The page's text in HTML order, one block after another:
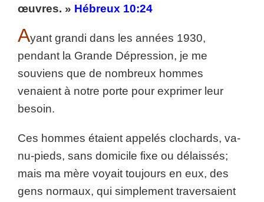
œuvres. » Hébreux 10:24
Ayant grandi dans les années 1930,
pendant la Grande Dépression, je me
souviens que de nombreux hommes
venaient à notre porte pour exprimer leur
besoin.
Ces hommes étaient appelés clochards, va-
nu-pieds, sans domicile fixe ou délaissés;
mais ma mère voyait toujours en eux, des
gens normaux, qui simplement traversaient